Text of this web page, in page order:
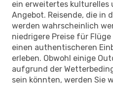
ein erweitertes kulturelles
Angebot. Reisende, die in
werden wahrscheinlich
niedrigere Preise für
einen authentischeren
erleben. Obwohl einige
aufgrund der
sein könnten, werden Sie